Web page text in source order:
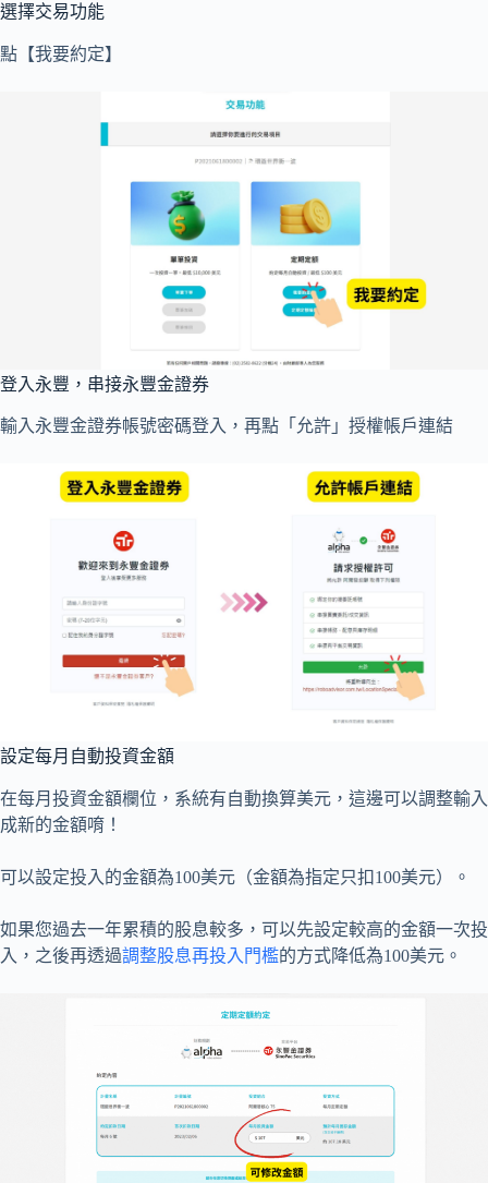
選擇交易功能
點【我要約定】
登入永豐，串接永豐金證券
輸入永豐金證券帳號密碼登入，再點「允許」授權帳戶連結
設定每月自動投資金額
在每月投資金額欄位，系統有自動換算美元，這邊可以調整輸入
成新的金額唷！
可以設定投入的金額為100美元（金額為指定只扣100美元）。
如果您過去一年累積的股息較多，可以先設定較高的金額一次投
入，之後再透過調整股息再投入門檻的方式降低為100美元。